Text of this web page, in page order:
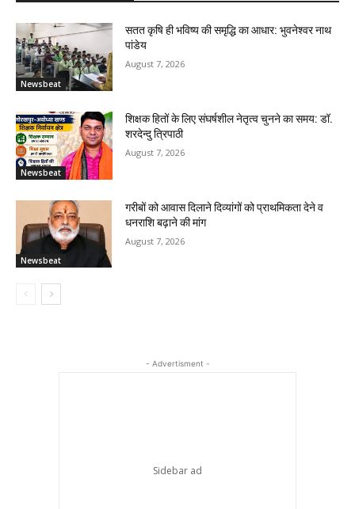
Newsbeat
सतत कृषि ही भविष्य की समृद्धि का आधार: भुवनेश्वर नाथ
पांडेय
August 7, 2026
Newsbeat
शिक्षक हितों के लिए संघर्षशील नेतृत्व चुनने का समय: डॉ.
शरदेन्दु त्रिपाठी
August 7, 2026
Newsbeat
गरीबों को आवास दिलाने दिव्यांगों को प्राथमिकता देने व
धनराशि बढ़ाने की मांग
August 7, 2026
- Advertisment -